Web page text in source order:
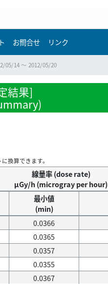
お問合せ リンク
05/14 ～ 2012/05/20
結果]
換算できます。
線量率 (dose rate)
μGy/h (microgray per hour)
最小値
(min)
0.0366
0.0365
0.0357
0.0355
0.0367